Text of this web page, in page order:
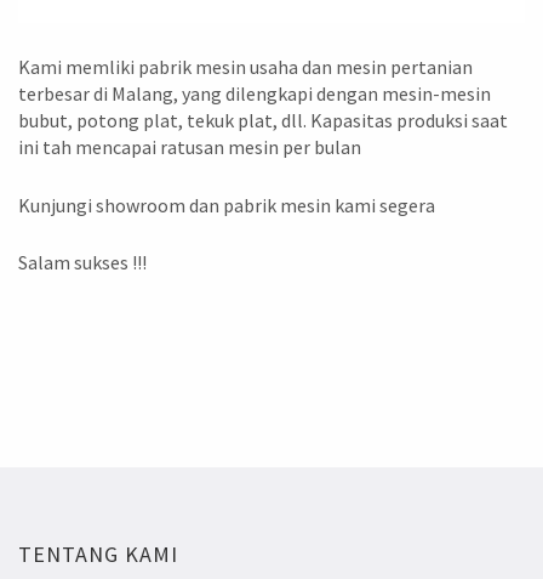
Kami memliki pabrik mesin usaha dan mesin pertanian
terbesar di Malang, yang dilengkapi dengan mesin-mesin
bubut, potong plat, tekuk plat, dll. Kapasitas produksi saat
ini tah mencapai ratusan mesin per bulan
Kunjungi showroom dan pabrik mesin kami segera
Salam sukses !!!
TENTANG KAMI